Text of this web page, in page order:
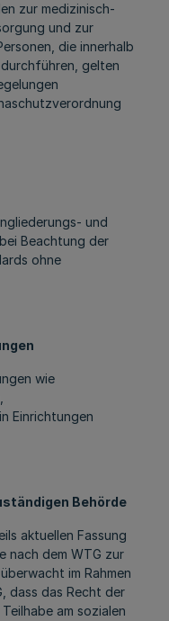
zur medizinisch-
und zur
die innerhalb
gelten
und
Beachtung der
ohne
wie
Einrichtungen
Behörde
aktuellen Fassung
nach dem WTG zur
im Rahmen
dass das Recht der
am sozialen